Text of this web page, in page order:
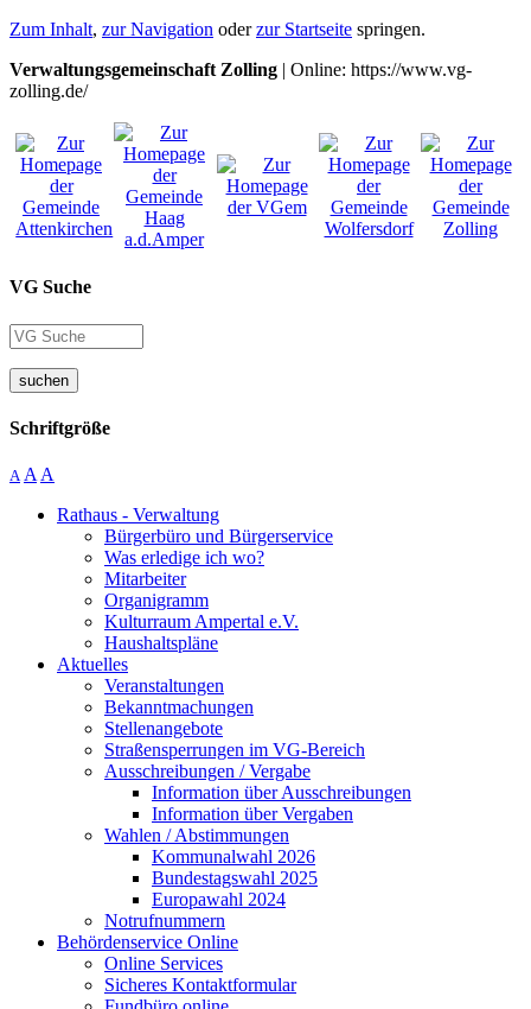
Zum Inhalt, zur Navigation oderzur Startseite springen.
Verwaltungsgemeinschaft Zolling | Online: https://www.vg-
zolling.de/
VG Suche
suchen
Schriftgröße
A A A
Rathaus - Verwaltung
Bürgerbüro und Bürgerservice
Was erledige ich wo?
Mitarbeiter
Organigramm
Kulturraum Ampertal e.V.
Haushaltspläne
Aktuelles
Veranstaltungen
Bekanntmachungen
Stellenangebote
Straßensperrungen im VG-Bereich
Ausschreibungen / Vergabe
Information über Ausschreibungen
Information über Vergaben
Wahlen / Abstimmungen
Kommunalwahl 2026
Bundestagswahl 2025
Europawahl 2024
Notrufnummern
Behördenservice Online
Online Services
Sicheres Kontaktformular